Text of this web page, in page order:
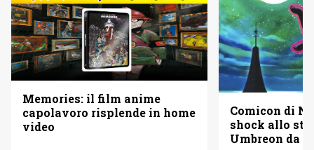
Memories: il film anime
capolavoro risplende in home
video
Comicon di
shock allo
Umbreon da